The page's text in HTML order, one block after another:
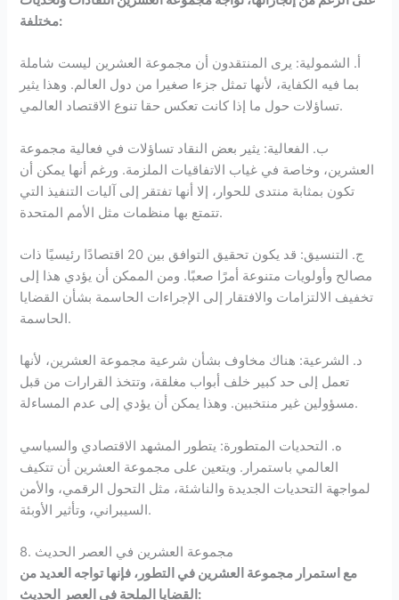
مختلفة:
أ. الشمولية: يرى المنتقدون أن مجموعة العشرين ليست شاملة
بما فيه الكفاية، لأنها تمثل جزءا صغيرا من دول العالم. وهذا يثير
تساؤلات حول ما إذا كانت تعكس حقا تنوع الاقتصاد العالمي.
ب. الفعالية: يثير بعض النقاد تساؤلات في فعالية مجموعة
العشرين، وخاصة في غياب الاتفاقيات الملزمة. ورغم أنها يمكن أن
تكون بمثابة منتدى للحوار، إلا أنها تفتقر إلى آليات التنفيذ التي
تتمتع بها منظمات مثل الأمم المتحدة.
ج. التنسيق: قد يكون تحقيق التوافق بين 20 اقتصادًا رئيسيًا ذات
مصالح وأولويات متنوعة أمرًا صعبًا. ومن الممكن أن يؤدي هذا إلى
تخفيف الالتزامات والافتقار إلى الإجراءات الحاسمة بشأن القضايا
الحاسمة.
د. الشرعية: هناك مخاوف بشأن شرعية مجموعة العشرين، لأنها
تعمل إلى حد كبير خلف أبواب مغلقة، وتتخذ القرارات من قبل
مسؤولين غير منتخبين. وهذا يمكن أن يؤدي إلى عدم المساءلة.
ه. التحديات المتطورة: يتطور المشهد الاقتصادي والسياسي
العالمي باستمرار. ويتعين على مجموعة العشرين أن تتكيف
لمواجهة التحديات الجديدة والناشئة، مثل التحول الرقمي، والأمن
السيبراني، وتأثير الأوبئة.
8. مجموعة العشرين في العصر الحديث
مع استمرار مجموعة العشرين في التطور، فإنها تواجه العديد من
القضايا الملحة في العصر الحديث: